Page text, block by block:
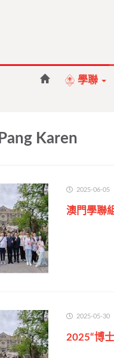
學聯
Pang Karen
2025-06-05
澳門學聯
2025-05-30
2025“博